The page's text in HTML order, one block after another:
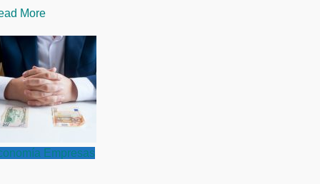
More
Empresas